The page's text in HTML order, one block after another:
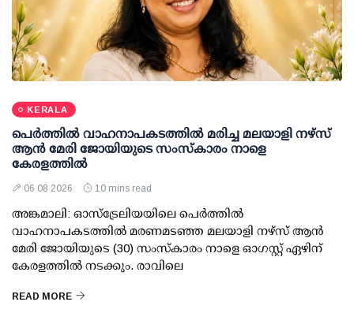
KERALA
പെർത്തിൽ വാഹനാപകടത്തിൽ മരിച്ച മലയാളി നഴ്സ്
ആൻ മേരി ജോയിയുടെ സംസ്കാരം നാളെ
കേരളത്തിൽ
06 08 2026 10 mins read
അങ്കമാലി: ഓസ്‌ട്രേലിയയിലെ പെർത്തിൽ
വാഹനാപകടത്തിൽ മരണമടഞ്ഞ മലയാളി നഴ്സ് ആൻ
മേരി ജോയിയുടെ (30) സംസ്കാരം നാളെ ഓഗസ്റ്റ് ഏഴിന്
കേരളത്തിൽ നടക്കും. രാവിലെ
READ MORE